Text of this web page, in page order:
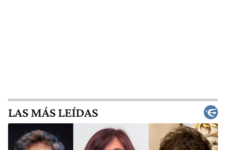
LAS MÁS LEÍDAS